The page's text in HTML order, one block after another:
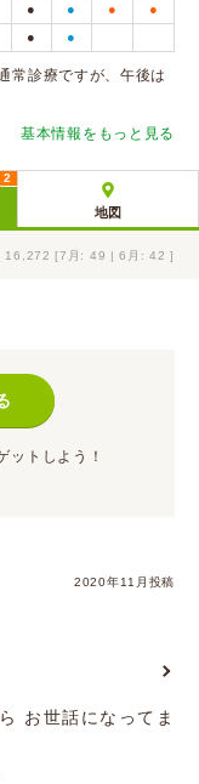
● ● ● ●
● ●
診療ですが、午後は
基本情報をもっと見る
2
地図
: 16,272 [7月: 49 | 6月: 42 ]
ットしよう！
2020年11月投稿
お世話になってま